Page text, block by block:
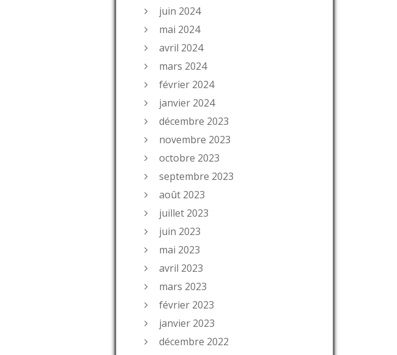
juin 2024
mai 2024
avril 2024
mars 2024
février 2024
janvier 2024
décembre 2023
novembre 2023
octobre 2023
septembre 2023
août 2023
juillet 2023
juin 2023
mai 2023
avril 2023
mars 2023
février 2023
janvier 2023
décembre 2022